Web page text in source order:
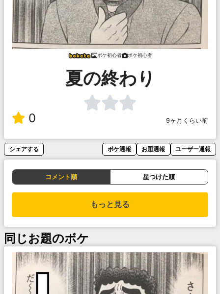
ボケ初心者 ボケ初心者
夏の終わり
0 9ヶ月くらい前
シェアする ボケ通報 お題通報 ユーザー通報
コメント順 星つけた順
もっと見る
同じお題のボケ